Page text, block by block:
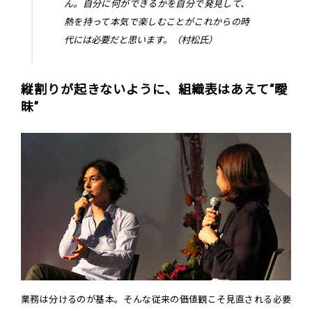
ん。自分に何ができるかを自分で発見して、
熱を持って本気で楽しむことがこれからの時
代には必要だと思います。（村松氏）
縦割りが起きないように、組織表はあえて“曖
昧”
業務は分けるのが基本。そんな従来の価値観こそ見直される必要